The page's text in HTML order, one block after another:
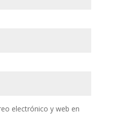
electrónico y web en